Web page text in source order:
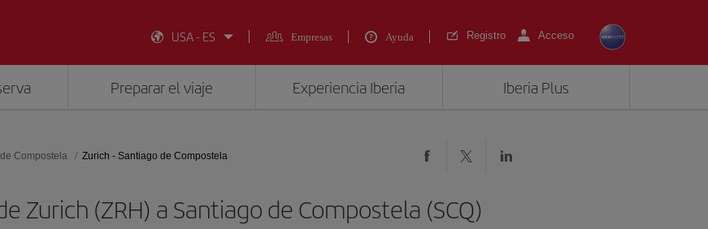
USA - ES
Empresas Ayuda Registro Acceso
Preparar el viaje Experiencia Iberia Iberia Plus
Compostela Zurich - Santiago de Compostela
Zurich (ZRH) a Santiago de Compostela (SCQ)